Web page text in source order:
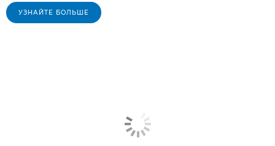
УЗНАЙТЕ БОЛЬШЕ